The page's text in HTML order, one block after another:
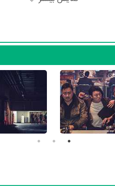
فیلم Doomsday Book
Joon-ho Bongو Yun-hie Joبر
در فیلم قطار به
چون sik Choi، Yu-mi Jeong